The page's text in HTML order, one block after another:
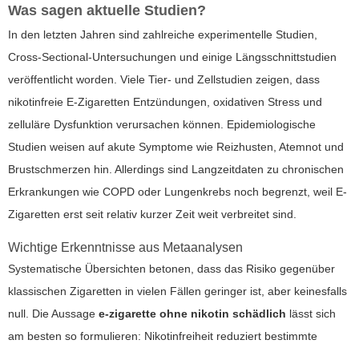
Was sagen aktuelle Studien?
In den letzten Jahren sind zahlreiche experimentelle Studien,
Cross-Sectional-Untersuchungen und einige Längsschnittstudien
veröffentlicht worden. Viele Tier- und Zellstudien zeigen, dass
nikotinfreie E-Zigaretten Entzündungen, oxidativen Stress und
zelluläre Dysfunktion verursachen können. Epidemiologische
Studien weisen auf akute Symptome wie Reizhusten, Atemnot und
Brustschmerzen hin. Allerdings sind Langzeitdaten zu chronischen
Erkrankungen wie COPD oder Lungenkrebs noch begrenzt, weil E-
Zigaretten erst seit relativ kurzer Zeit weit verbreitet sind.
Wichtige Erkenntnisse aus Metaanalysen
Systematische Übersichten betonen, dass das Risiko gegenüber
klassischen Zigaretten in vielen Fällen geringer ist, aber keinesfalls
null. Die Aussage e-zigarette ohne nikotin schädlich lässt sich
am besten so formulieren: Nikotinfreiheit reduziert bestimmte